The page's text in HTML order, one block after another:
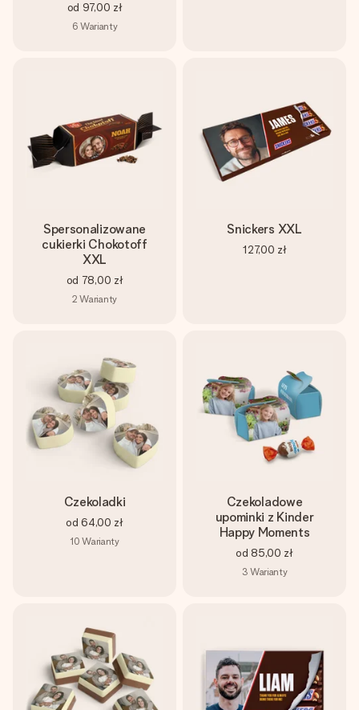
od 97,00 zł
6 Warianty
Spersonalizowane
cukierki Chokotoff
XXL
od 78,00 zł
2 Warianty
Snickers XXL
127,00 zł
Czekoladki
od 64,00 zł
10 Warianty
Czekoladowe
upominki z Kinder
Happy Moments
od 85,00 zł
3 Warianty